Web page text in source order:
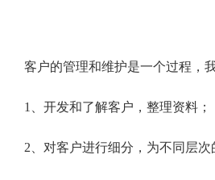
客户的管理和维护是一个过程，
1、开发和了解客户，整理资料；
2、对客户进行细分，为不同层次